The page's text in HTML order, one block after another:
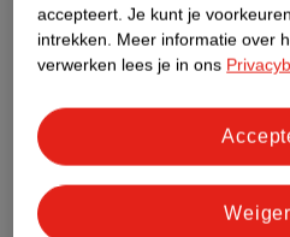
Dit product
Impact
Meer
Bestel & Bezorginformatie
accepteert. Je kunt je
intrekken. Meer informatie over
verwerken lees je in ons